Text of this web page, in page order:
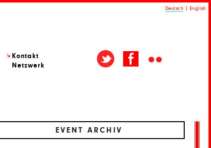
Deutsch | English
Kontakt
Netzwerk
EVENT ARCHIV